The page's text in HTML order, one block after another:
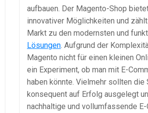
aufbauen. Der Magento-Shop
innovativer Möglichkeiten und
Markt zu den modernsten und
Lösungen. Aufgrund der
Magento nicht für einen kleinen
ein Experiment, ob man mit E-
haben könnte. Vielmehr sollten die
konsequent auf Erfolg ausgelegt
nachhaltige und vollumfassende